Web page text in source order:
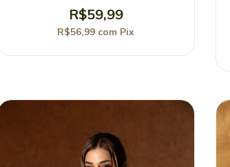
R$59,99
R$56,99 com Pix